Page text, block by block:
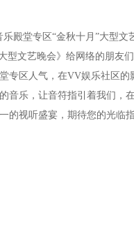
殿堂专区“金秋十月”大型
型文艺晚会》给网络的朋友
专区人气，在VV娱乐社区
音乐，让音符指引着我们，
的视听盛宴，期待您的光临